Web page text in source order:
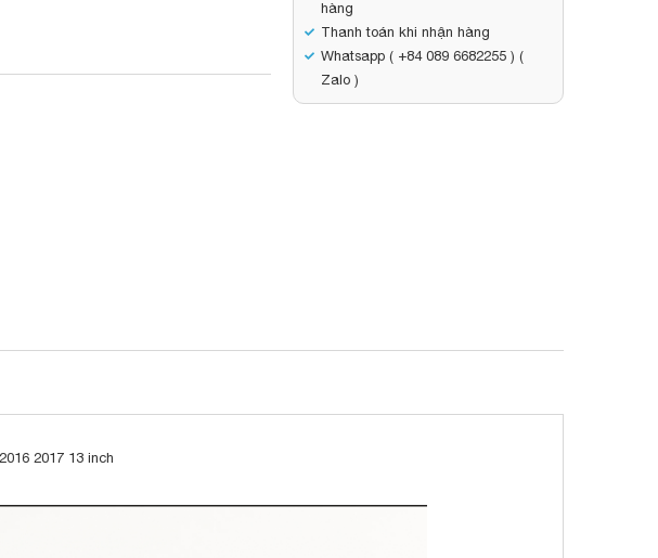
hàng
Thanh toán khi nhận hàng
Whatsapp ( +84 089 6682255 ) (
Zalo )
2017 13 inch